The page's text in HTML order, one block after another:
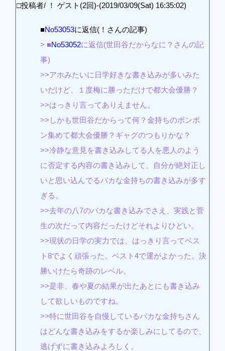
□投稿者/ ！ ゲスト(2回)-(2019/03/09(Sat) 16:35:02)
■No53053に返信(！さんの記事)
> ■No53052に返信(世田谷だからなに？さんの記
事)
>>アホみたいに日学好きな書き込みが多いみた
いだけど、１度梅に勝っただけで都大会優勝？
>>はっきり言ってありえません。
>>しかも世田谷だからって何？金持ちのボンボ
ン集めて都大会優勝？ギャグのつもりかな？
>>冷静な意見を書き込みしてる人を悪人のよう
に否定する内容の書き込みして、自分が絶対正し
いと思い込んでるバカな金持ちの書き込みが多す
ぎる。
>>去年の八7のバカな書き込みでさえ、実践と菅
生の次だって内容だったけどそれよりひどい。
>>現状の日学の実力では、はっきり言ってベス
ト8でよく頑張った。ベスト4で運がよかった。決
勝いけたら奇跡のレベル。
>>是非、春や夏の結果が出たあとにも書き込み
して欲しいものですね。
>>特に世田谷を自慢しているバカな金持ちさん
はどんな書き込みをするか楽しみにしてるので、
逃げずに書き込みよろしく。